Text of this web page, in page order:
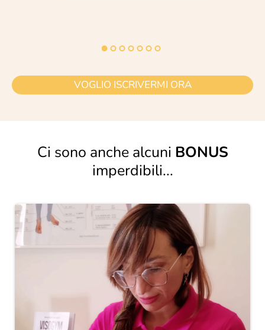
VOGLIO ISCRIVERMI ORA
Ci sono anche alcuni BONUS
imperdibili...